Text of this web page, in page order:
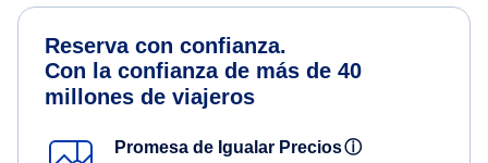
Reserva con confianza.
Con la confianza de más de 40
millones de viajeros
Promesa de Igualar Preciosⓘ